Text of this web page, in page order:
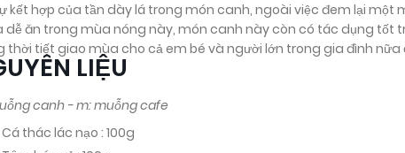
kết hợp của tần dày lá trong món canh, ngoài việc đem lại một
dễ ăn trong mùa nóng này, món canh này còn có tác dụng tốt
thời tiết giao mùa cho cả em bé và người lớn trong gia đình nữa
LIỆU
canh - m: muỗng cafe
Cá thác lác nạo : 100g